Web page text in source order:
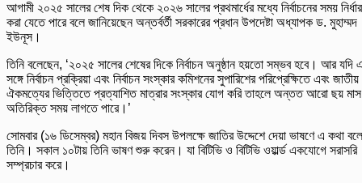
আগামী ২০২৫ সালের শেষ দিক থেকে ২০২৬ সালের প্রথমার্ধের মধ্যে নির্বাচনের সময়
করা যেতে পারে বলে জানিয়েছেন অন্তর্বর্তী সরকারের প্রধান উপদেষ্টা অধ্যাপক ড. মুহাম্মদ
ইউনূস।
তিনি বলেছেন, ‘২০২৫ সালের শেষের দিকে নির্বাচন অনুষ্ঠান হয়তো সম্ভব হবে। আর যদি
সঙ্গে নির্বাচন প্রক্রিয়া এবং নির্বাচন সংস্কার কমিশনের সুপারিশের পরিপ্রেক্ষিতে এবং জাতীয়
ঐকমত্যের ভিত্তিতে প্রত্যাশিত মাত্রার সংস্কার যোগ করি তাহলে অন্তত আরো ছয় মাস
অতিরিক্ত সময় লাগতে পারে।’
সোমবার (১৬ ডিসেম্বর) মহান বিজয় দিবস উপলক্ষে জাতির উদ্দেশে দেয়া ভাষণে এ কথা
তিনি। সকাল ১০টায় তিনি ভাষণ শুরু করেন। যা বিটিভি ও বিটিভি ওয়ার্ল্ড একযোগে সরাসরি
সম্প্রচার করে।